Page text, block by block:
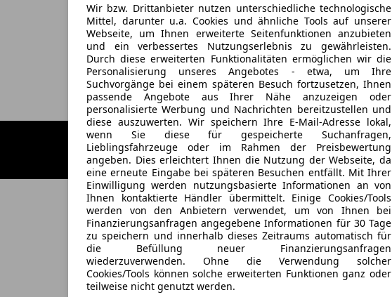
Wir bzw. Drittanbieter nutzen unterschiedliche technologische
Mittel, darunter u.a. Cookies und ähnliche Tools auf unserer
Webseite, um Ihnen erweiterte Seitenfunktionen anzubieten
und ein verbessertes Nutzungserlebnis zu gewährleisten.
Durch diese erweiterten Funktionalitäten ermöglichen wir die
Personalisierung unseres Angebotes - etwa, um Ihre
Suchvorgänge bei einem späteren Besuch fortzusetzen, Ihnen
passende Angebote aus Ihrer Nähe anzuzeigen oder
personalisierte Werbung und Nachrichten bereitzustellen und
diese auszuwerten. Wir speichern Ihre E-Mail-Adresse lokal,
wenn Sie diese für gespeicherte Suchanfragen,
Lieblingsfahrzeuge oder im Rahmen der Preisbewertung
angeben. Dies erleichtert Ihnen die Nutzung der Webseite, da
eine erneute Eingabe bei späteren Besuchen entfällt. Mit Ihrer
Einwilligung werden nutzungsbasierte Informationen an von
Ihnen kontaktierte Händler übermittelt. Einige Cookies/Tools
werden von den Anbietern verwendet, um von Ihnen bei
Finanzierungsanfragen angegebene Informationen für 30 Tage
zu speichern und innerhalb dieses Zeitraums automatisch für
die Befüllung neuer Finanzierungsanfragen
wiederzuverwenden. Ohne die Verwendung solcher
Cookies/Tools können solche erweiterten Funktionen ganz oder
teilweise nicht genutzt werden.